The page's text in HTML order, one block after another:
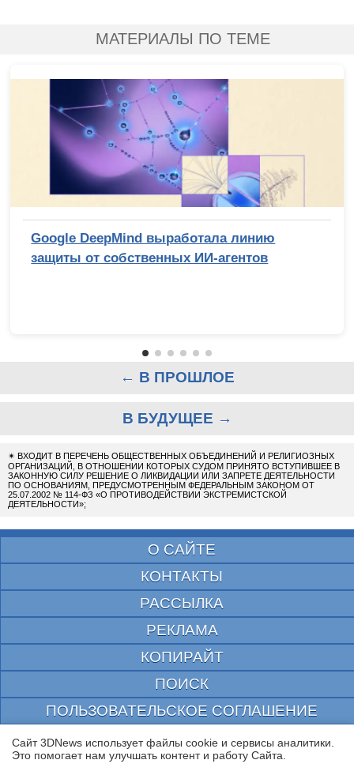
МАТЕРИАЛЫ ПО ТЕМЕ
Google DeepMind выработала линию
защиты от собственных ИИ-агентов
← В ПРОШЛОЕ
В БУДУЩЕЕ →
✴ ВХОДИТ В ПЕРЕЧЕНЬ ОБЩЕСТВЕННЫХ ОБЪЕДИНЕНИЙ И РЕЛИГИОЗНЫХ
ОРГАНИЗАЦИЙ, В ОТНОШЕНИИ КОТОРЫХ СУДОМ ПРИНЯТО ВСТУПИВШЕЕ В
ЗАКОННУЮ СИЛУ РЕШЕНИЕ О ЛИКВИДАЦИИ ИЛИ ЗАПРЕТЕ ДЕЯТЕЛЬНОСТИ
ПО ОСНОВАНИЯМ, ПРЕДУСМОТРЕННЫМ ФЕДЕРАЛЬНЫМ ЗАКОНОМ ОТ
25.07.2002 № 114-ФЗ «О ПРОТИВОДЕЙСТВИИ ЭКСТРЕМИСТСКОЙ
ДЕЯТЕЛЬНОСТИ»;
О САЙТЕ
КОНТАКТЫ
РАССЫЛКА
РЕКЛАМА
КОПИРАЙТ
ПОИСК
ПОЛЬЗОВАТЕЛЬСКОЕ СОГЛАШЕНИЕ
ЗАЩИЩЕНО CURATOR
© 1997—2026 Электронное периодическое издание "3ДНьюс" | Свидетельство о
Сайт 3DNews использует файлы cookie и сервисы аналитики.
Это помогает нам улучшать контент и работу Cайта.